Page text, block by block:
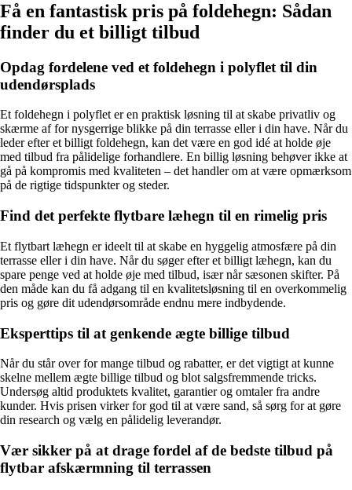
Få en fantastisk pris på foldehegn: Sådan
finder du et billigt tilbud
Opdag fordelene ved et foldehegn i polyflet til din
udendørsplads
Et foldehegn i polyflet er en praktisk løsning til at skabe privatliv og
skærme af for nysgerrige blikke på din terrasse eller i din have. Når du
leder efter et billigt foldehegn, kan det være en god idé at holde øje
med tilbud fra pålidelige forhandlere. En billig løsning behøver ikke at
gå på kompromis med kvaliteten – det handler om at være opmærksom
på de rigtige tidspunkter og steder.
Find det perfekte flytbare læhegn til en rimelig pris
Et flytbart læhegn er ideelt til at skabe en hyggelig atmosfære på din
terrasse eller i din have. Når du søger efter et billigt læhegn, kan du
spare penge ved at holde øje med tilbud, især når sæsonen skifter. På
den måde kan du få adgang til en kvalitetsløsning til en overkommelig
pris og gøre dit udendørsområde endnu mere indbydende.
Eksperttips til at genkende ægte billige tilbud
Når du står over for mange tilbud og rabatter, er det vigtigt at kunne
skelne mellem ægte billige tilbud og blot salgsfremmende tricks.
Undersøg altid produktets kvalitet, garantier og omtaler fra andre
kunder. Hvis prisen virker for god til at være sand, så sørg for at gøre
din research og vælg en pålidelig leverandør.
Vær sikker på at drage fordel af de bedste tilbud på
flytbar afskærmning til terrassen